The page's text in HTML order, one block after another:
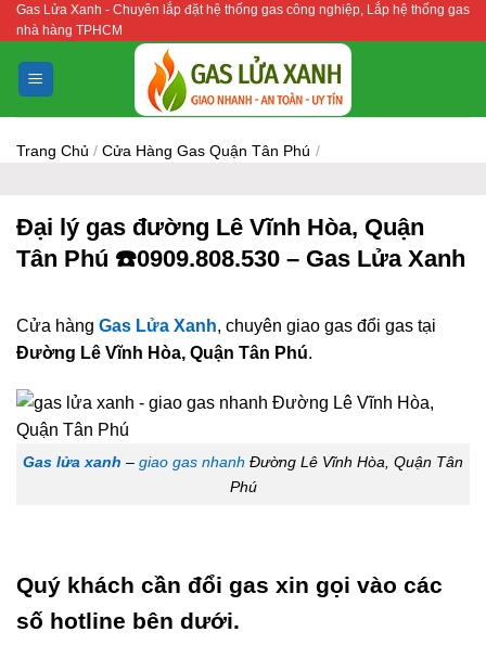
Bỏ
qua
nội
dung
Gas Lửa Xanh - Chuyên lắp đặt hệ thống gas công nghiệp, Lắp hệ thống gas
nhà hàng TPHCM
Trang Chủ / Cửa Hàng Gas Quận Tân Phú /
Đại lý gas đường Lê Vĩnh Hòa, Quận
Tân Phú ☎️0909.808.530 – Gas Lửa Xanh
Cửa hàng Gas Lửa Xanh, chuyên giao gas đổi gas tại
Đường Lê Vĩnh Hòa, Quận Tân Phú.
Gas lửa xanh – giao gas nhanh Đường Lê Vĩnh Hòa, Quận Tân
Phú
Quý khách cần đổi gas xin gọi vào các
số hotline bên dưới.